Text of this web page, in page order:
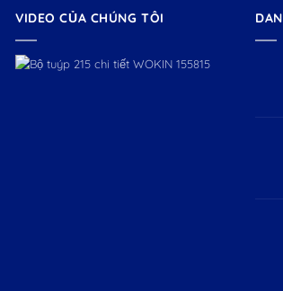
VIDEO CỦA CHÚNG TÔI